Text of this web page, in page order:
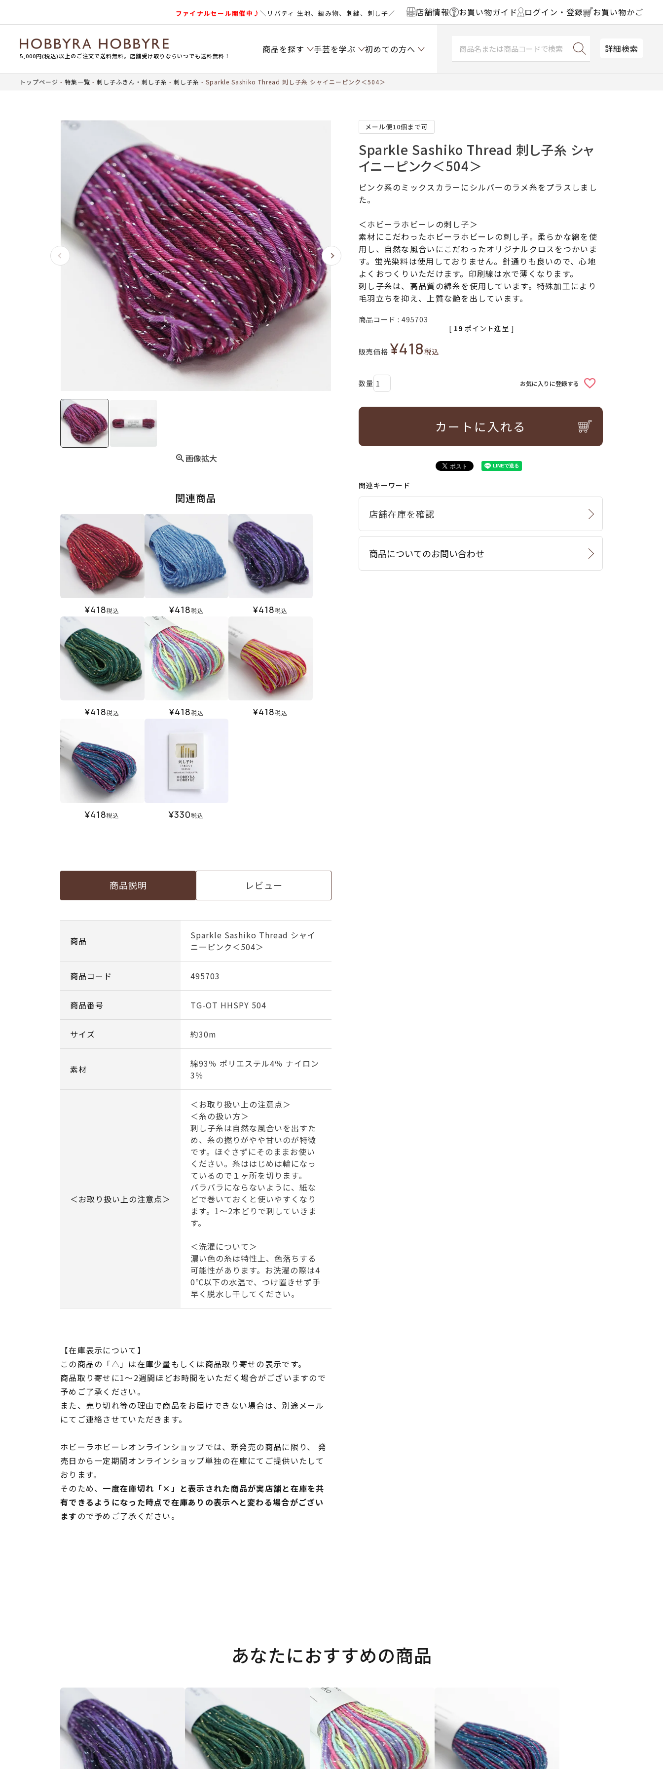
ファイナルセール開催中♪＼リバティ 生地、編み物、刺繍、刺し子／ 店舗情報 お買い物ガイド ログイン・登録 お買い物かご
5,000円(税込)以上のご注文で送料無料。店舗受け取りならいつでも送料無料！
商品を探す 手芸を学ぶ 初めての方へ 詳細検索
トップページ 特集一覧 刺し子ふきん・刺し子糸 刺し子糸 Sparkle Sashiko Thread 刺し子糸 シャイニーピンク＜504＞
画像拡大
関連商品
¥418税込 ¥418税込 ¥418税込
¥418税込 ¥418税込 ¥418税込
¥418税込 ¥330税込
商品説明 レビュー
商品
Sparkle Sashiko Thread シャイ
ニーピンク＜504＞
商品コード 495703
商品番号 TG-OT HHSPY 504
サイズ 約30m
素材
綿93％ ポリエステル4％ ナイロン
3％
＜お取り扱い上の注意点＞
＜お取り扱い上の注意点＞
＜糸の扱い方＞
刺し子糸は自然な風合いを出すた
め、糸の撚りがやや甘いのが特徴
です。ほぐさずにそのままお使い
ください。糸ははじめは輪になっ
ているので１ヶ所を切ります。
バラバラにならないように、紙な
どで巻いておくと使いやすくなり
ます。1～2本どりで刺していきま
す。
＜洗濯について＞
濃い色の糸は特性上、色落ちする
可能性があります。お洗濯の際は4
0℃以下の水温で、つけ置きせず手
早く脱水し干してください。
【在庫表示について】
この商品の「△」は在庫少量もしくは商品取り寄せの表示です。
商品取り寄せに1～2週間ほどお時間をいただく場合がございますので
予めご了承ください。
また、売り切れ等の理由で商品をお届けできない場合は、別途メール
にてご連絡させていただきます。
ホビーラホビーレオンラインショップでは、新発売の商品に限り、 発
売日から一定期間オンラインショップ単独の在庫にてご提供いたして
おります。
そのため、 一度在庫切れ「×」と表示された商品が実店舗と在庫を共
有できるようになった時点で在庫ありの表示へと変わる場合がござい
ますので予めご了承ください。
メール便10個まで可
Sparkle Sashiko Thread 刺し子糸 シャ
イニーピンク＜504＞
ピンク系のミックスカラーにシルバーのラメ糸をプラスしまし
た。
＜ホビーラホビーレの刺し子＞
素材にこだわったホビーラホビーレの刺し子。柔らかな綿を使
用し、自然な風合いにこだわったオリジナルクロスをつかいま
す。蛍光染料は使用しておりません。針通りも良いので、心地
よくおつくりいただけます。印刷線は水で薄くなります。
刺し子糸は、高品質の綿糸を使用しています。特殊加工により
毛羽立ちを抑え、上質な艶を出しています。
商品コード 495703
販売価格 ¥418税込
[ 19 ポイント進呈 ]
お気に入りに登録する
カートに入れる
関連キーワード
商品についてのお問い合わせ
あなたにおすすめの商品